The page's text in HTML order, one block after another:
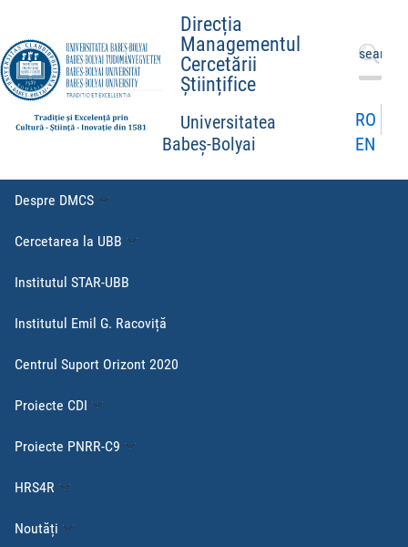
Direcția
Managementul
Cercetării
Științifice
Universitatea
Babeș-Bolyai
Caută
după:
RO
EN
Despre DMCS
Cercetarea la UBB
Institutul STAR-UBB
Institutul Emil G. Racoviță
Centrul Suport Orizont 2020
Proiecte CDI
Proiecte PNRR-C9
HRS4R
Noutăți